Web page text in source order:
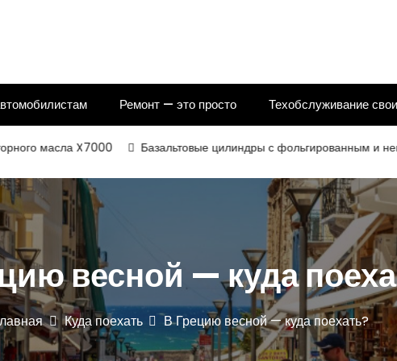
Ремонт — это просто Техобслуживание
X7000 Базальтовые цилиндры с фольгированным и
весной — куда
Куда поехать В Грецию весной — куда поехать?